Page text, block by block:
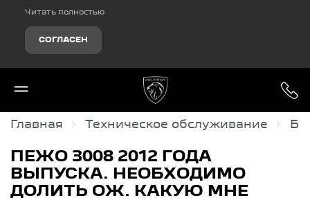
Читать полностью
СОГЛАСЕН
Главная Техническое обслуживание
ПЕЖО 3008 2012 ГОДА
ВЫПУСКА. НЕОБХОДИМО
ДОЛИТЬ ОЖ. КАКУЮ МНЕ